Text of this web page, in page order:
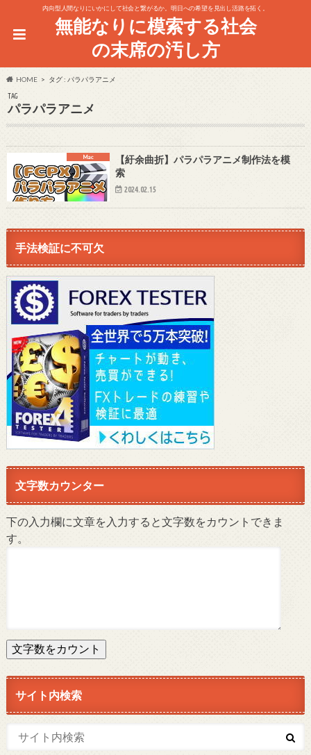
内向型人間なりにいかにして社会と繋がるか。明日への希望を見出し活路を拓く。
無能なりに模索する社会
の末席の汚し方
HOME タグ : パラパラアニメ
TAG
パラパラアニメ
Mac
【紆余曲折】パラパラアニメ制作法を模
索
2024.02.15
手法検証に不可欠
文字数カウンター
下の入力欄に文章を入力すると文字数をカウントできま
す。
文字数をカウント
サイト内検索